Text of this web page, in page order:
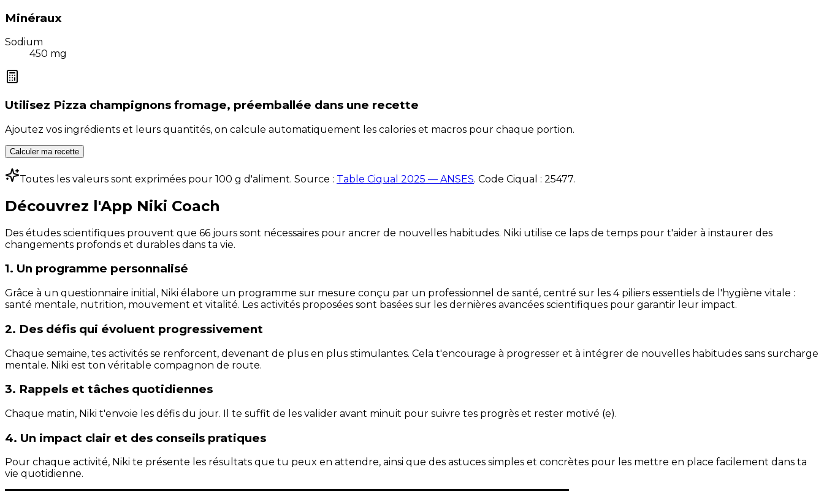
Minéraux
Sodium
450 mg
Utilisez Pizza champignons fromage, préemballée dans une recette
Ajoutez vos ingrédients et leurs quantités, on calcule automatiquement les calories et macros pour chaque portion.
Calculer ma recette
Toutes les valeurs sont exprimées pour 100 g d'aliment. Source : Table Ciqual 2025 — ANSES. Code Ciqual : 25477.
Découvrez l'App Niki Coach
Des études scientifiques prouvent que 66 jours sont nécessaires pour ancrer de nouvelles habitudes. Niki utilise ce laps de temps pour t'aider à instaurer des
changements profonds et durables dans ta vie.
1. Un programme personnalisé
Grâce à un questionnaire initial, Niki élabore un programme sur mesure conçu par un professionnel de santé, centré sur les 4 piliers essentiels de l'hygiène vitale :
santé mentale, nutrition, mouvement et vitalité. Les activités proposées sont basées sur les dernières avancées scientifiques pour garantir leur impact.
2. Des défis qui évoluent progressivement
Chaque semaine, tes activités se renforcent, devenant de plus en plus stimulantes. Cela t'encourage à progresser et à intégrer de nouvelles habitudes sans surcharge
mentale. Niki est ton véritable compagnon de route.
3. Rappels et tâches quotidiennes
Chaque matin, Niki t'envoie les défis du jour. Il te suffit de les valider avant minuit pour suivre tes progrès et rester motivé (e).
4. Un impact clair et des conseils pratiques
Pour chaque activité, Niki te présente les résultats que tu peux en attendre, ainsi que des astuces simples et concrètes pour les mettre en place facilement dans ta
vie quotidienne.